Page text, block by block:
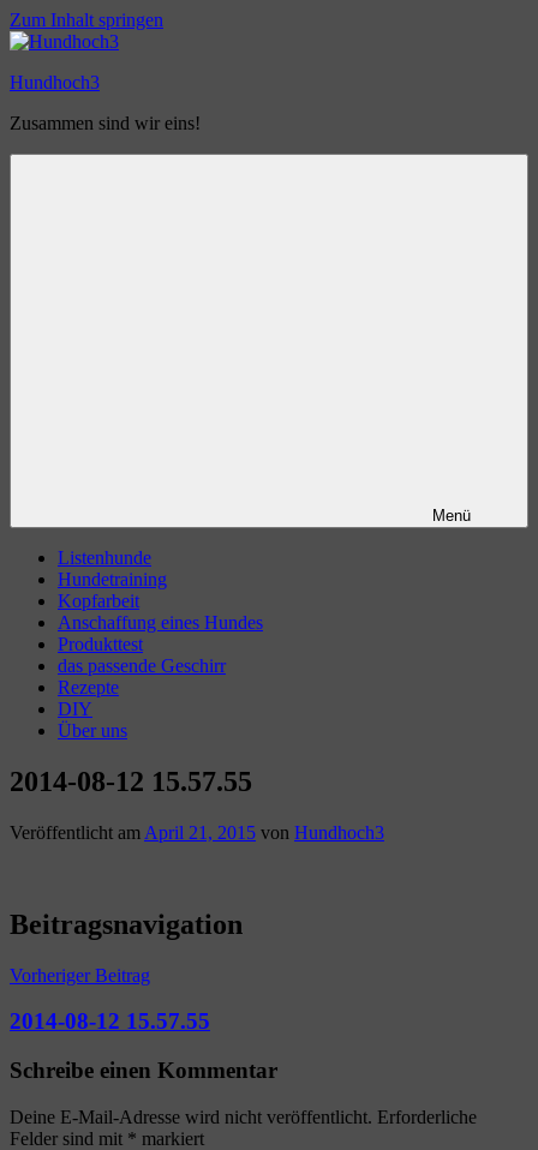
Zum Inhalt springen
Hundhoch3
Zusammen sind wir eins!
Menü
Listenhunde
Hundetraining
Kopfarbeit
Anschaffung eines Hundes
Produkttest
das passende Geschirr
Rezepte
DIY
Über uns
2014-08-12 15.57.55
Veröffentlicht am April 21, 2015 von Hundhoch3
Beitragsnavigation
Vorheriger Beitrag
2014-08-12 15.57.55
Schreibe einen Kommentar
Deine E-Mail-Adresse wird nicht veröffentlicht. Erforderliche
Felder sind mit * markiert